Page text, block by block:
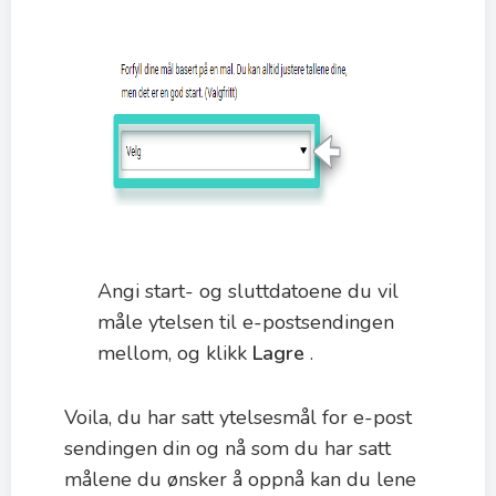
Angi start- og sluttdatoene du vil
måle ytelsen til e-postsendingen
mellom, og klikk Lagre .
Voila, du har satt ytelsesmål for e-post
sendingen din og nå som du har satt
målene du ønsker å oppnå kan du lene